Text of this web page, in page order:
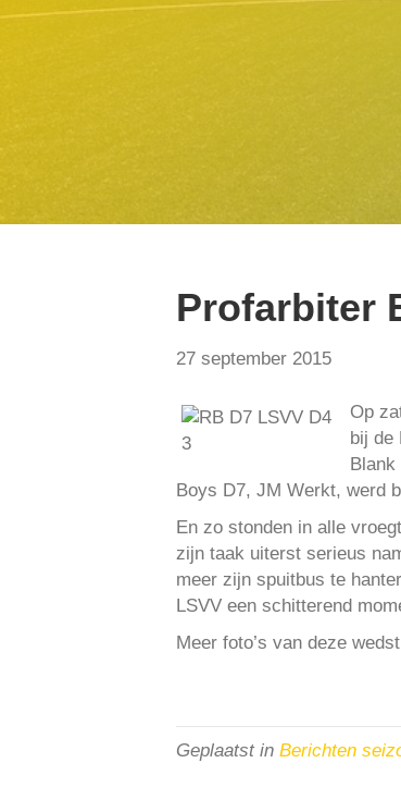
Profarbiter
27 september 2015
Op
bij de
Boys D7, JM Werkt, werd
En zo stonden in alle
zijn taak uiterst serieus
meer zijn spuitbus te
LSVV een schitterend
Meer foto’s van deze
Geplaatst in Berichten